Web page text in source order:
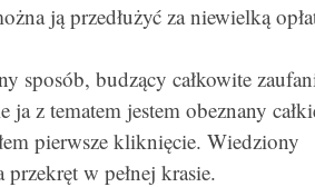
ją przedłużyć za niewielką
sposób, budzący całkowite
ja z tematem jestem obeznany
pierwsze kliknięcie. Wiedziony
w pełnej krasie.